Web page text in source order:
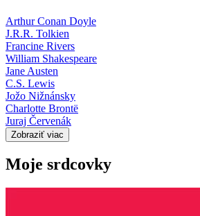
Arthur Conan Doyle
J.R.R. Tolkien
Francine Rivers
William Shakespeare
Jane Austen
C.S. Lewis
Jožo Nižnánsky
Charlotte Brontë
Juraj Červenák
Zobraziť viac
Moje srdcovky